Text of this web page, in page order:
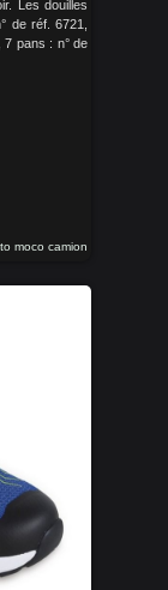
Les douilles
de réf. 6721,
7 pans : n° de
moco camion